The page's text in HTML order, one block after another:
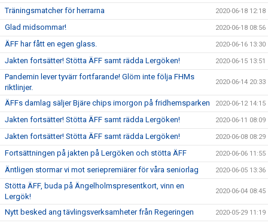
Träningsmatcher för herrarna 2020-06-18 12:18
Glad midsommar! 2020-06-18 08:56
ÄFF har fått en egen glass. 2020-06-16 13:30
Jakten fortsätter! Stötta ÄFF samt rädda Lergöken! 2020-06-15 13:51
Pandemin lever tyvärr fortfarande! Glöm inte följa FHMs
riktlinjer.
2020-06-14 20:33
ÄFFs damlag säljer Bjäre chips imorgon på fridhemsparken 2020-06-12 14:15
Jakten fortsätter! Stötta ÄFF samt rädda Lergöken! 2020-06-11 08:09
Jakten fortsätter! Stötta ÄFF samt rädda Lergöken! 2020-06-08 08:29
Fortsättningen på jakten på Lergöken och stötta ÄFF 2020-06-06 11:55
Äntligen stormar vi mot seriepremiärer för våra seniorlag 2020-06-05 13:36
Stötta ÄFF, buda på Ängelholmspresentkort, vinn en
Lergök!
2020-06-04 08:45
Nytt besked ang tävlingsverksamheter från Regeringen 2020-05-29 11:19